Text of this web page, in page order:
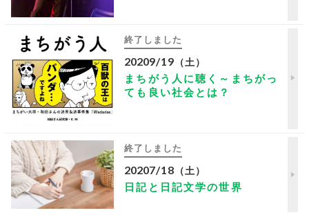
終了しました
20209/19 （土）
まちがう人に聴く～まちがっ
ても良い社会とは？
終了しました
20207/18 （土）
日記と日記文学の世界